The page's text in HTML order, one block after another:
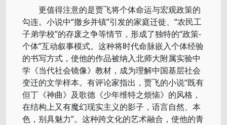
更值得注意的是贾飞将个体命运与宏观政策的
勾连。小说中“撤乡并镇”引发的家庭迁徙、“农民工
子弟学校”的存废之争等情节，形成了独特的“政策-
个体”互动叙事模式。这种将时代命脉嵌入个体经验
的书写方式，使他的作品被纳入北师大附属实验中
学《当代社会镜像》教材，成为理解中国基层社会
变迁的文学样本。有评论家指出，贾飞的小说“既有
但丁《神曲》及歌德《少年维特之烦恼》的风格，
在结构上又有魔幻现实主义的影子，语言自然、本
色，别具魅力”。这种跨文化的艺术融合，使他的青